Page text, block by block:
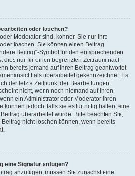
oder löschen?
Moderator sind, können Sie nur Ihre
löschen. Sie können einen Beitrag
Beitrag“-Symbol für den entsprechenden
dies nur für einen begrenzten Zeitraum nach
bereits jemand auf Ihren Beitrag geantwortet
als überarbeitet gekennzeichnet. Es
der letzte Zeitpunkt der Bearbeitungen
nicht, wenn noch niemand auf Ihren
ein Administrator oder Moderator Ihren
können jedoch, falls sie es für nötig halten, eine
überarbeitet wurde. Bitte beachten Sie,
nicht löschen können, wenn bereits
eine Signatur anfügen?
anzufügen, müssen Sie zunächst eine